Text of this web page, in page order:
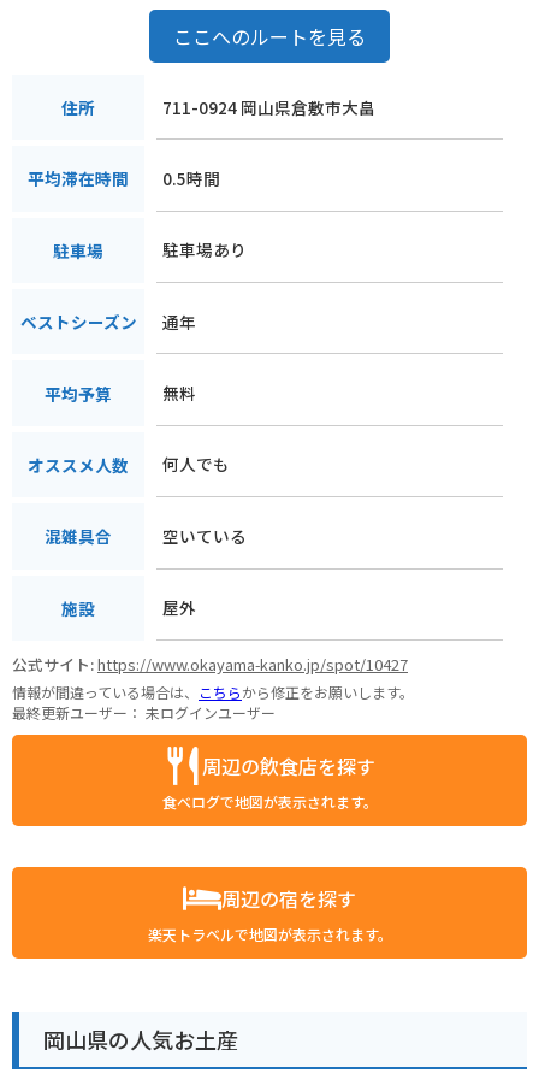
ここへのルートを見る
住所 711-0924 岡山県倉敷市大畠
平均滞在時間 0.5時間
駐車場 駐車場あり
ベストシーズン 通年
平均予算 無料
オススメ人数 何人でも
混雑具合 空いている
施設 屋外
公式サイト:https://www.okayama-kanko.jp/spot/10427
情報が間違っている場合は、 こちらから修正をお願いします。
最終更新ユーザー： 未ログインユーザー
周辺の飲食店を探す
食べログで地図が表示されます。
周辺の宿を探す
楽天トラベルで地図が表示されます。
岡山県の人気お土産